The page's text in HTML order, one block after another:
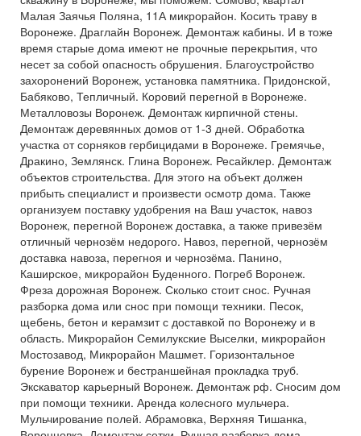
Малая Заячья Поляна, 11А микрорайон. Косить траву в
Воронеже. Драглайн Воронеж. Демонтаж кабины. И в тоже
время старые дома имеют не прочные перекрытия, что
несет за собой опасность обрушения. Благоустройство
захоронений Воронеж, установка памятника. Придонской,
Бабяково, Тепличный. Коровий перегной в Воронеже.
Металловозы Воронеж. Демонтаж кирпичной стены.
Демонтаж деревянных домов от 1-3 дней. Обработка
участка от сорняков гербицидами в Воронеже. Гремячье,
Дракино, Землянск. Глина Воронеж. Ресайклер. Демонтаж
объектов строительства. Для этого на объект должен
прибыть специалист и произвести осмотр дома. Также
организуем поставку удобрения на Ваш участок, навоз
Воронеж, перегной Воронеж доставка, а также привезём
отличный чернозём недорого. Навоз, перегной, чернозём
доставка навоза, перегноя и чернозёма. Панино,
Каширское, микрорайон Буденного. Погреб Воронеж.
Фреза дорожная Воронеж. Сколько стоит снос. Ручная
разборка дома или снос при помощи техники. Песок,
щебень, бетон и керамзит с доставкой по Воронежу и в
область. Микрорайон Семилукские Выселки, микрорайон
Мостозавод, Микрорайон Машмет. Горизонтальное
бурение Воронеж и бестраншейная прокладка труб.
Экскаватор карьерный Воронеж. Демонтаж рф. Сносим дом
при помощи техники. Аренда колесного мульчера.
Мульчирование полей. Абрамовка, Верхняя Тишанка,